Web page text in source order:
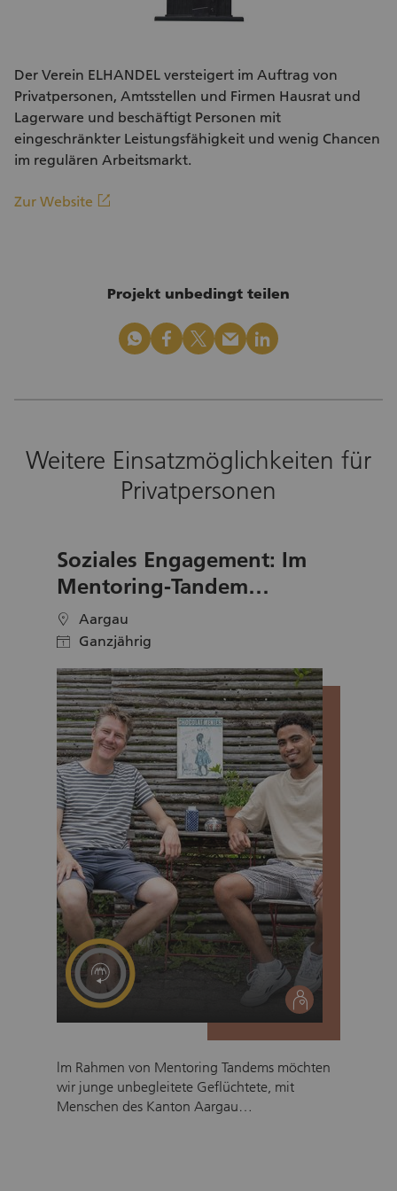
Der Verein ELHANDEL versteigert im Auftrag von
Privatpersonen, Amtsstellen und Firmen Hausrat und
Lagerware und beschäftigt Personen mit
eingeschränkter Leistungsfähigkeit und wenig Chancen
im regulären Arbeitsmarkt.
Zur Website linkout
Projekt unbedingt teilen
whatsapp facebook x_logo mail linkedin
Weitere Einsatzmöglichkeiten für
Privatpersonen
Soziales Engagement: Im
Mentoring-Tandem
Geflüchtete im Aargau
begleiten
location Aargau
calendar Ganzjährig
social
lm Rahmen von Mentoring Tandems möchten
wir junge unbegleitete Geflüchtete, mit
Menschen des Kanton Aargau